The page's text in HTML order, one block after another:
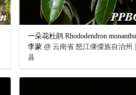
一朵花杜鹃 Rhododendron
李蒙 @ 云南省 怒江傈僳族自治州
县